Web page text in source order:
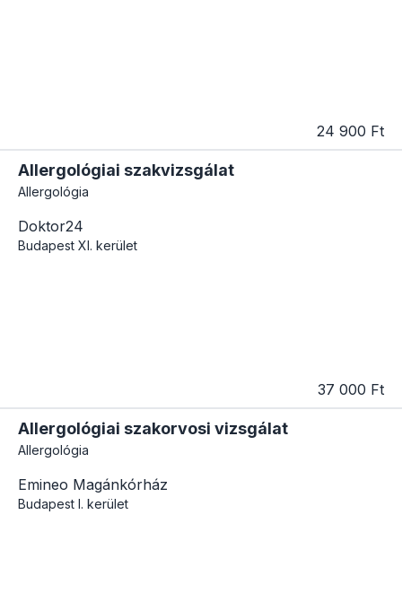
24 900 Ft
Allergológiai szakvizsgálat
Allergológia
Doktor24
Budapest XI. kerület
37 000 Ft
Allergológiai szakorvosi vizsgálat
Allergológia
Emineo Magánkórház
Budapest I. kerület